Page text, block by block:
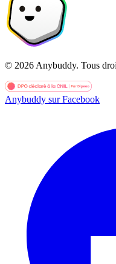
© 2026 Anybuddy. Tous
Anybuddy sur Facebook